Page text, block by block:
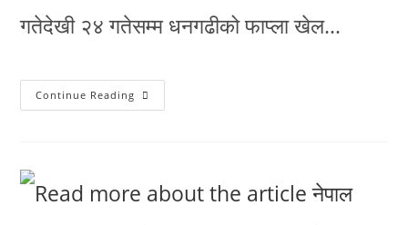
गतेदेखी २४ गतेसम्म धनगढीको फाप्ला खेल…
Continue Reading